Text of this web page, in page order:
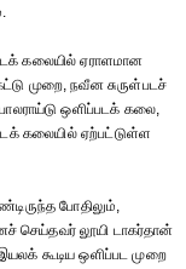
கலையில் ஏராளமான
முறை, நவீன சுருள்படச்
ஒளிப்படக் கலை,
கலையில் ஏற்பட்டுள்ள
போதிலும்,
செய்தவர் லூயி டாகர்தான்
கூடிய ஒளிப்பட முறை